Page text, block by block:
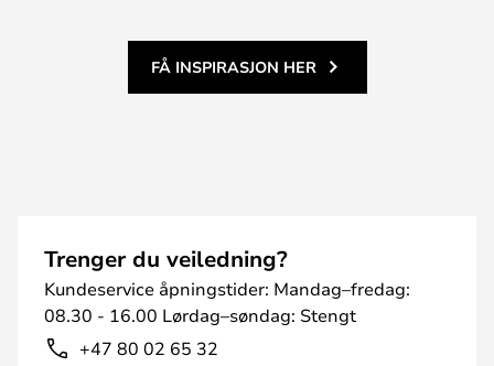
FÅ INSPIRASJON HER
Trenger du veiledning?
Kundeservice åpningstider: Mandag–fredag:
08.30 - 16.00 Lørdag–søndag: Stengt
+47 80 02 65 32